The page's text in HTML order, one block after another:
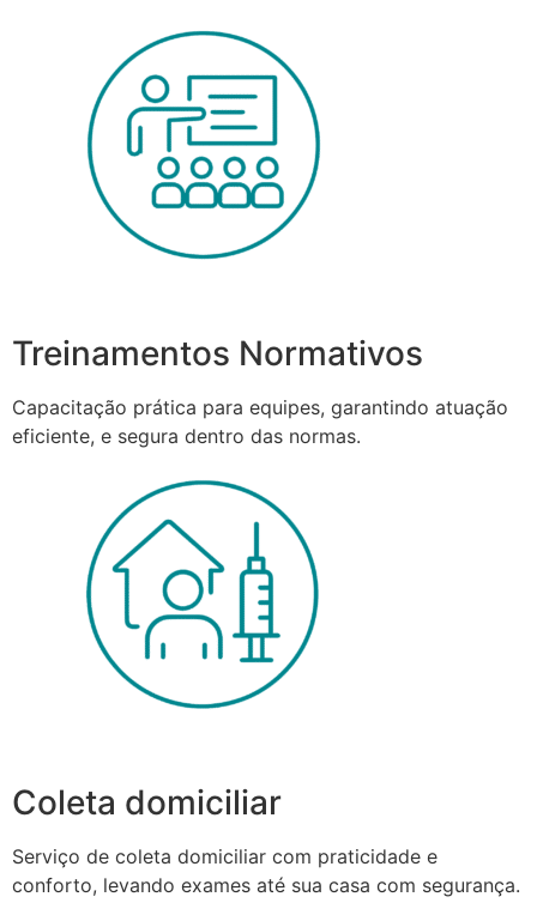
Treinamentos Normativos
Capacitação prática para equipes, garantindo atuação
eficiente, e segura dentro das normas.
Coleta domiciliar
Serviço de coleta domiciliar com praticidade e
conforto, levando exames até sua casa com segurança.